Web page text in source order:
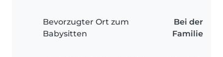
Bevorzugter Ort zum
Babysitten
Bei der
Familie